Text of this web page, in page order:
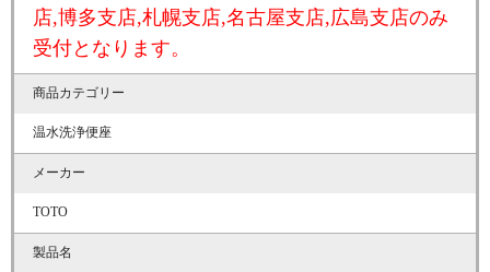
店,博多支店,札幌支店,名古屋支店,広島支店のみ
受付となります。
商品カテゴリー
温水洗浄便座
メーカー
TOTO
製品名